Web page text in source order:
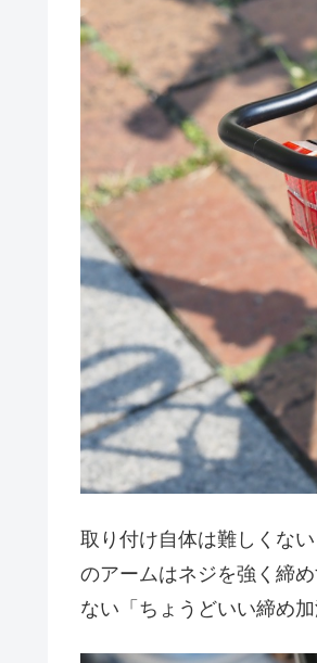
取り付け自体は難しくな
のアームはネジを強く締
ない「ちょうどいい締め